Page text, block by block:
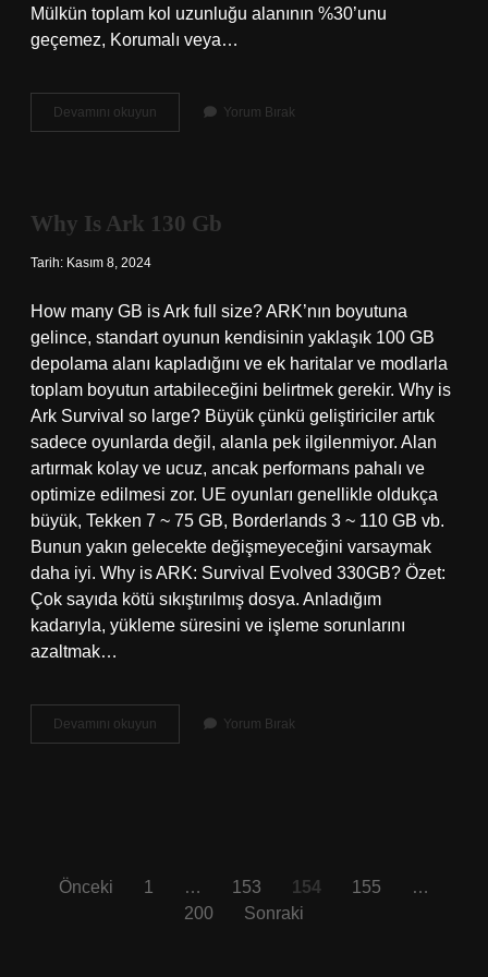
Mülkün toplam kol uzunluğu alanının %30’unu
geçemez, Korumalı veya…
Devamını okuyun
Balkonu
Yorum Bırak
Why Is Ark 130 Gb
Tarih: Kasım 8, 2024
How many GB is Ark full size? ARK’nın boyutuna
gelince, standart oyunun kendisinin yaklaşık 100 GB
depolama alanı kapladığını ve ek haritalar ve modlarla
toplam boyutun artabileceğini belirtmek gerekir. Why is
Ark Survival so large? Büyük çünkü geliştiriciler artık
sadece oyunlarda değil, alanla pek ilgilenmiyor. Alan
artırmak kolay ve ucuz, ancak performans pahalı ve
optimize edilmesi zor. UE oyunları genellikle oldukça
büyük, Tekken 7 ~ 75 GB, Borderlands 3 ~ 110 GB vb.
Bunun yakın gelecekte değişmeyeceğini varsaymak
daha iyi. Why is ARK: Survival Evolved 330GB? Özet:
Çok sayıda kötü sıkıştırılmış dosya. Anladığım
kadarıyla, yükleme süresini ve işleme sorunlarını
azaltmak…
Devamını okuyun
Is
Yorum Bırak
Yazı
Önceki 1 … 153 154 155
…
200
Sonraki